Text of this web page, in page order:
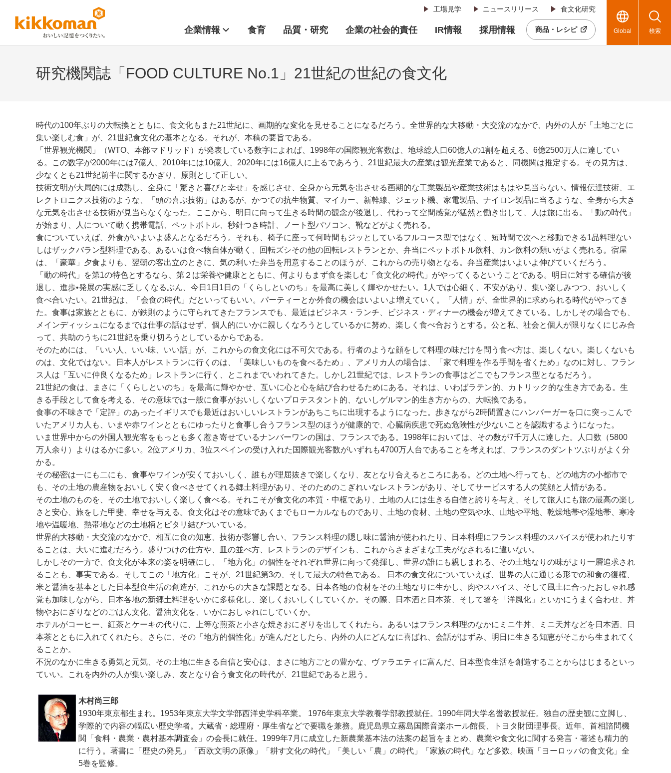
工場見学 ニュースリリース 食文化研究
企業情報 食育 品質・研究 企業の社会的責任 IR情報 採用情報 商品・レシピ Global 検索
研究機関誌「FOOD CULTURE No.1」21世紀の世紀の食文化
時代の100年ぶりの大転換とともに、食文化もまた21世紀に、画期的な変化を見せることになるだろう。全世界的な大移動・大交流のなかで、内外の人が「土地ごとに
集い楽しむ食」が、21世紀食文化の基本となる。それが、本稿の要旨である。
「世界観光機関」（WTO、本部マドリッド）が発表している数字によれば、1998年の国際観光客数は、地球総人口60億人の1割を超える、6億2500万人に達してい
る。この数字が2000年には7億人、2010年には10億人、2020年には16億人に上るであろう、21世紀最大の産業は観光産業であると、同機関は推定する。その見方は、
少なくとも21世紀前半に関するかぎり、原則として正しい。
技術文明が大局的には成熟し、全身に「驚きと喜びと幸せ」を感じさせ、全身から元気を出させる画期的な工業製品や産業技術はもはや見当らない。情報伝達技術、エ
レクトロニクス技術のような、「頭の喜ぶ技術」はあるが、かつての抗生物質、マイカー、新幹線、ジェット機、家電製品、ナイロン製品に当るような、全身から大き
な元気を出させる技術が見当らなくなった。ここから、明日に向って生きる時間の観念が後退し、代わって空間感覚が猛然と慟き出して、人は旅に出る。「動の時代」
が始まり、人について動く携帯電話、ペットボトル、秒針つき時計、ノート型パソコン、靴などがよく売れる。
食についていえば、外食がいよいよ盛んとなるだろう。それも、椅子に座って何時間もジッとしているフルコース型ではなく、短時間で次へと移動できる1品料理ない
しはザックバラン型料理である。あるいは食べ物自体が動く、回転ズシその他の回転レストランとか、弁当にペットボトル飲料、カン飲料の類いがよく売れる。宿屋
は、「豪華」夕食よりも、翌朝の客出立のときに、気の利いた弁当を用意することのほうが、これからの売り物となる。弁当産業はいよいよ伸びていくだろう。
「動の時代」を第1の特色とするなら、第２は栄養や健康とともに、何よりもまず食を楽しむ「食文化の時代」がやってくるということである。明日に対する確信が後
退し、進歩•発展の実感に乏しくなるぶん、今日1日1日の「くらしといのち」を最高に美しく輝やかせたい。1人では心細く、不安があり、集い楽しみつつ、おいしく
食べ合いたい。21世紀は、「会食の時代」だといってもいい。パーティーとか外食の機会はいよいよ増えていく。「人情」が、全世界的に求められる時代がやってき
た。食事は家族とともに、が鉄則のように守られてきたフランスでも、最近はビジネス・ランチ、ビジネス・ディナーの機会が増えてきている。しかしその場合でも、
メインディッシュになるまでは仕事の話はせず、個人的にいかに親しくなろうとしているかに努め、楽しく食べ合おうとする。公と私、社会と個人が限りなくにじみ合
って、共助のうちに21世紀を乗り切ろうとしているからである。
そのためには、「いい人、いい味、いい話」が、これからの食文化には不可欠である。行者のような顔をして料理の味だけを問う食べ方は、楽しくない。楽しくないも
のは、文化ではない。日本人がレストランに行くのは、「美味しいものを食べるため」、アメリカ人の場合は、「家で料理を作る手間を省くため」なのに対し、フラン
ス人は「互いに仲良くなるため」レストランに行く、とこれまでいわれてきた。しかし21世紀では、レストランの食事はどこでもフランス型となるだろう。
21世紀の食は、まさに「くらしといのち」を最高に輝やかせ、互いに心と心を結び合わせるためにある。それは、いわばラテン的、カトリック的な生き方である。生
きる手段として食を考える、その意味では一般に食事がおいしくないプロテスタント的、ないしゲルマン的生き方からの、大転換である。
食事の不味さで「定評」のあったイギリスでも最近はおいしいレストランがあちこちに出現するようになった。歩きながら2時間置きにハンバーガーを口に突っこんで
いたアメリカ人も、いまや赤ワインとともにゆったりと食事し合うフランス型のほうが健康的で、心臓病疾患で死ぬ危険性が少ないことを認識するようになった。
いま世界中からの外国人観光客をもっとも多く惹き寄せているナンバーワンの国は、フランスである。1998年においては、その数が7千万人に達した。人口数（5800
万人余り）よりはるかに多い。2位アメリカ、3位スペインの受け入れた国際観光客数がいずれも4700万人台であることを考えれば、フランスのダントツぶりがよく分
かる。
その秘密は一にも二にも、食事やワインが安くておいしく、誰もが理屈抜きで楽しくなり、友となり合えるところにある。どの土地へ行っても、どの地方の小都市で
も、その土地の農産物をおいしく安く食べさせてくれる郷土料理があり、そのためのこぎれいなレストランがあり、そしてサービスする人の笑顔と人情がある。
その土地のものを、その土地でおいしく楽しく食べる。それこそが食文化の本質・中枢であり、土地の人には生きる自信と誇りを与え、そして旅人にも旅の最高の楽し
さと安心、旅をした甲斐、幸せを与える。食文化はその意味であくまでもローカルなものであり、土地の食材、土地の空気や水、山地や平地、乾燥地帯や湿地帯、寒冷
地や温暖地、熱帯地などの土地柄とピタリ結びついている。
世界的大移動・大交流のなかで、相互に食の知恵、技術が影響し合い、フランス料理の隠し味に醤油が使われたり、日本料理にフランス料理のスパイスが使われたりす
ることは、大いに進むだろう。盛りつけの仕方や、皿の並べ方、レストランのデザインも、これからさまざまな工夫がなされるに違いない。
しかしその一方で、食文化が本来の姿を明確にし、「地方化」の個性をそれぞれ世界に向って発揮し、世界の誰にも親しまれる、その土地なりの味がより一層追求され
ることも、事実である。そしてこの「地方化」こそが、21世紀第3の、そして最大の特色である。 日本の食文化についていえば、世界の人に通じる形での和食の復権、
米と醤油を基本とした日本型食生活の創造が、これからの大きな課題となる。日本各地の食材をその土地なりに生かし、肉やスパイス、そして風土に合ったおしゃれ感
覚も加味しながら、日本各地の新郷土料理をいかに多様化し、楽しくおいしくしていくか。その際、日本酒と日本茶、そして箸を「洋風化」といかにうまく合わせ、丼
物やおにぎりなどのごはん文化、醤油文化を、いかにおしゃれにしていくか。
ホテルがコーヒー、紅茶とケーキの代りに、上等な煎茶と小さな焼きおにぎりを出してくれたら。あるいはフランス料理のなかにミニ牛丼、ミニ天丼などを日本酒、日
本茶とともに入れてくれたら。さらに、その「地方的個性化」が進んだとしたら、内外の人にどんなに喜ばれ、会話がはずみ、明日に生きる知恵がそこから生まれてく
ることか。
不況のなかに生きる勇気と元気、その土地に生きる自信と安心は、まさに地方ごとの豊かな、ヴァラエティに富んだ、日本型食生活を創造することからはじまるといっ
ていい。これを内外の人が集い楽しみ、友となり合う食文化の時代が、21世紀であると思う。
木村尚三郎
1930年東京都生まれ。1953年東京大学文学部西洋史学科卒業。 1976年東京大学教養学部教授就任。1990年同大学名誉教授就任。独自の歴史観に立脚し、
学際的で内容の幅広い歴史学者。大蔵省・総理府・厚生省などで要職を兼務。鹿児島県立霧島国際音楽ホール館長、トヨタ財団理事長。近年、首相諮問機
関「食料・農業・農村基本調査会」の会長に就任。1999年7月に成立した新農業基本法の法案の起旨をまとめ、農業や食文化に関する発言・著述も精力的
に行う。著書に「歴史の発見」「西欧文明の原像」「耕す文化の時代」「美しい「農」の時代」「家族の時代」など多数。映画「ヨーロッパの食文化」全
5巻を監修。